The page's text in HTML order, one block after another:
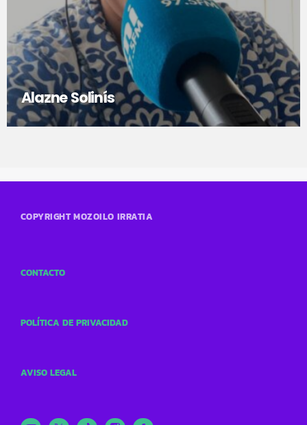
Alazne Solinís
COPYRIGHT MOZOILO IRRATIA
CONTACTO
POLÍTICA DE PRIVACIDAD
AVISO LEGAL